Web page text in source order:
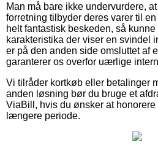
Man må bare ikke undervurdere,
forretning tilbyder deres varer til
helt fantastisk beskeden, så
karakteristika der viser en svindel
er på den anden side omsluttet af
garanterer os overfor uærlige
Vi tilråder kortkøb eller betalinger
anden løsning bør du bruge et
ViaBill, hvis du ønsker at
længere periode.